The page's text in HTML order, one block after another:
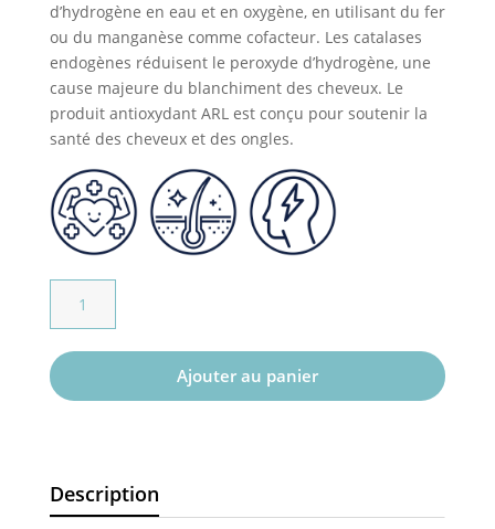
d’hydrogène en eau et en oxygène, en utilisant du fer
ou du manganèse comme cofacteur. Les catalases
endogènes réduisent le peroxyde d’hydrogène, une
cause majeure du blanchiment des cheveux. Le
produit antioxydant ARL est conçu pour soutenir la
santé des cheveux et des ongles.
Ajouter au panier
Description